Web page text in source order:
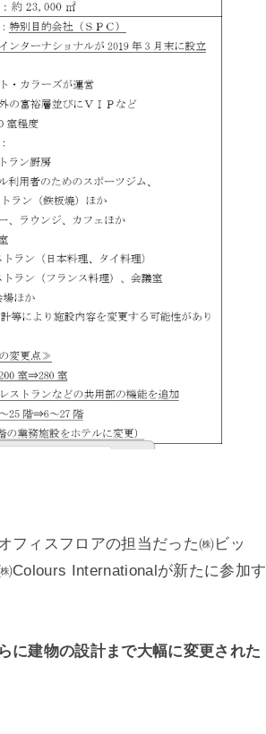
フィスフロアの担当だった㈱ビッ
Colours Internationalが新たに参加す
に建物の設計まで大幅に変更された